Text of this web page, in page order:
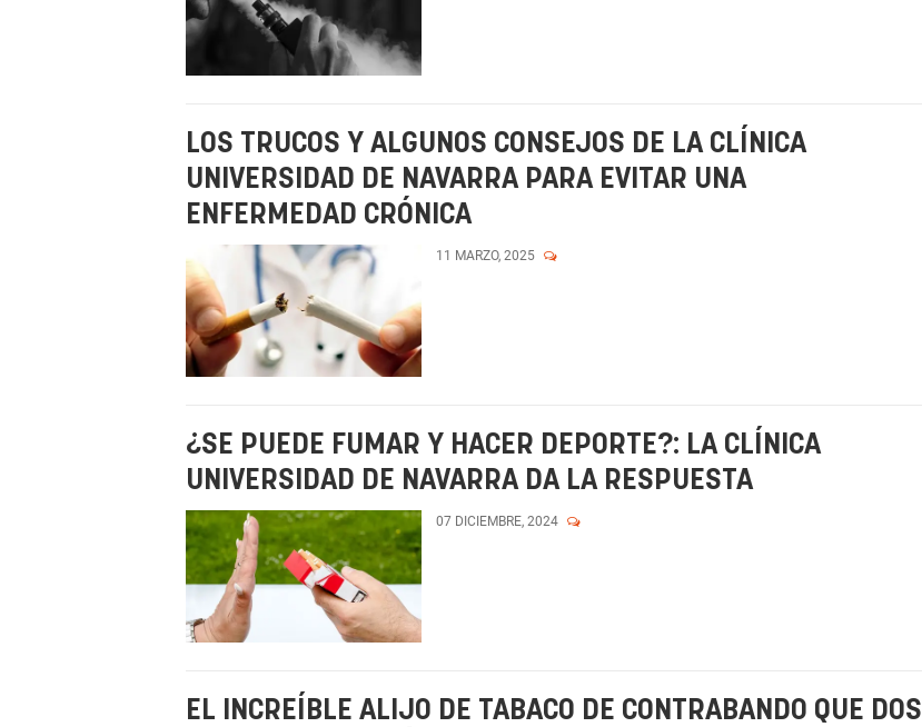
LOS TRUCOS Y ALGUNOS CONSEJOS DE LA CLÍNICA
UNIVERSIDAD DE NAVARRA PARA EVITAR UNA
ENFERMEDAD CRÓNICA
11 MARZO, 2025
¿SE PUEDE FUMAR Y HACER DEPORTE?: LA CLÍNICA
UNIVERSIDAD DE NAVARRA DA LA RESPUESTA
07 DICIEMBRE, 2024
EL INCREÍBLE ALIJO DE TABACO DE CONTRABANDO QUE DOS